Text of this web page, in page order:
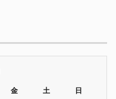
金 土 日